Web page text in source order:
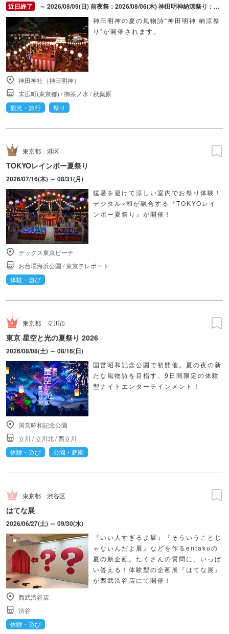
～ 2026/08/09(日) 前夜祭：2026/08/06(木) 神田明神納涼祭り：2026/08/07(金) ～ 2026/08/09(日)
神田明神の夏の風物詩“神田明神 納涼祭
り”が開催されます。
神田神社（神田明神）
末広町(東京都) /御茶ノ水 /秋葉原
観光・旅行
祭り
東京都 港区
TOKYOレインボー夏祭り
2026/07/16(木) ～ 08/31(月)
猛暑を避けて涼しい室内でお祭り体験！
デジタル×和が融合する『TOKYOレイ
ンボー夏祭り』が開催！
デックス東京ビーチ
お台場海浜公園 /東京テレポート
体験・遊び
東京都 立川市
東京 星空と光の夏祭り 2026
2026/08/08(土) ～ 08/16(日)
国営昭和記念公園で初開催。夏の夜の新
たな風物詩を目指す、9日間限定の体験
型ナイトエンターテインメント！
国営昭和記念公園
立川 /立川北/西立川
体験・遊び
公園・庭園
東京都 渋谷区
はてな展
2026/06/27(土) ～ 09/30(水)
『いい人すぎるよ展』『そういうことじ
ゃないんだよ展』などを作るentakuの
夏の新企画。たくさんの質問に、いっぱ
い答える！体験型の企画展『はてな展』
が西武渋谷店にて開催！
西武渋谷店
渋谷
体験・遊び